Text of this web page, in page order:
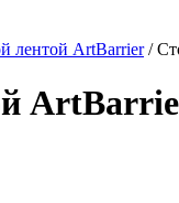
лентой ArtBarrier/